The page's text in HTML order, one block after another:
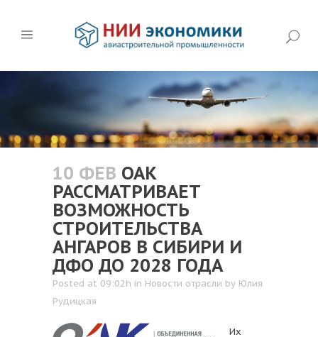
10 ФЕВ ОАК
РАССМАТРИВАЕТ
ВОЗМОЖНОСТЬ
СТРОИТЕЛЬСТВА
АНГАРОВ В СИБИРИ И
ДФО ДО 2028 ГОДА
Posted at 09:02h in Новости отрасли by Юлия
Рудицкая
Их